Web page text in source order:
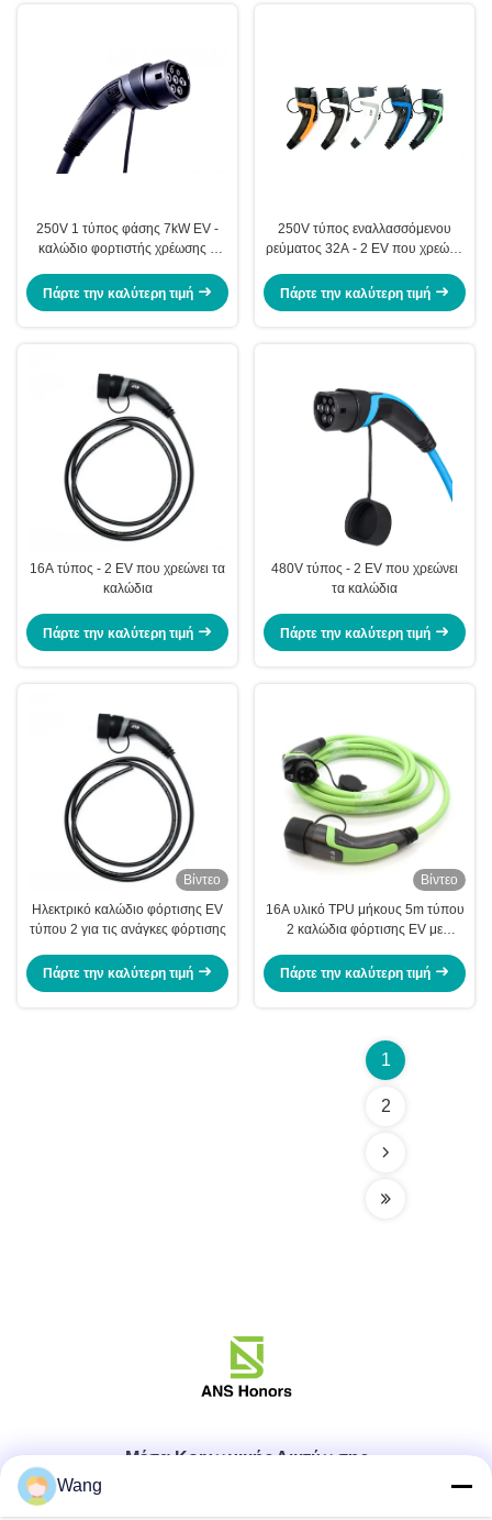
250V 1 τύπος φάσης 7kW EV -
καλώδιο φορτιστής χρέωσης 2
Πάρτε την καλύτερη τιμή
250V τύπος εναλλασσόμενου
ρεύματος 32A - 2 EV που χρεώνει
τέλος για το αυτοκίνητο
Πάρτε την καλύτερη τιμή
16A τύπος - 2 EV που χρεώνει τα
καλώδια
Πάρτε την καλύτερη τιμή
480V τύπος - 2 EV που χρεώνει
τα καλώδια
Πάρτε την καλύτερη τιμή
Βίντεο
Ηλεκτρικό καλώδιο φόρτισης EV
τύπου 2 για τις ανάγκες φόρτισης
Πάρτε την καλύτερη τιμή
Βίντεο
16A υλικό TPU μήκους 5m τύπου
2 καλώδια φόρτισης EV με
προσαρμόσιμο χρώμα
Πάρτε την καλύτερη τιμή
1
2
Μέσα Κοινωνικής Δικτύωσης
Wang